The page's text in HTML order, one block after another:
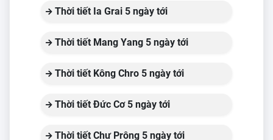
Thời tiết Ia Grai 5 ngày tới
Thời tiết Mang Yang 5 ngày tới
Thời tiết Kông Chro 5 ngày tới
Thời tiết Đức Cơ 5 ngày tới
Thời tiết Chư Prông 5 ngày tới